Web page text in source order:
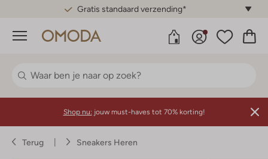
Gratis standaard verzending*
Menu
Shop nu: jouw must-haves tot 70% korting!
Terug Sneakers Heren